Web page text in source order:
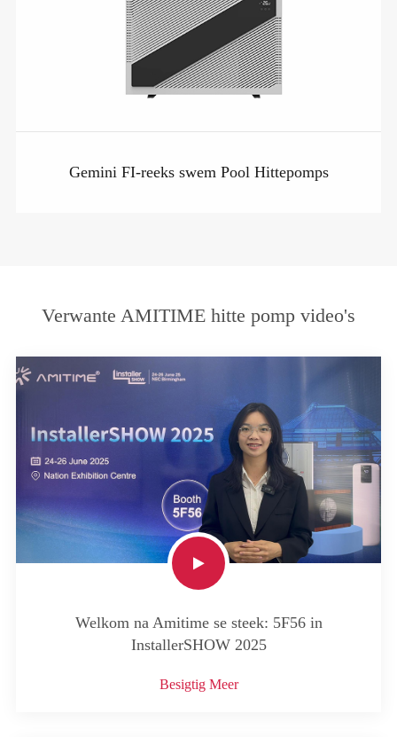
Gemini FI-reeks swem Pool Hittepomps
Verwante AMITIME hitte pomp video's
Welkom na Amitime se steek: 5F56 in
InstallerSHOW 2025
Besigtig Meer